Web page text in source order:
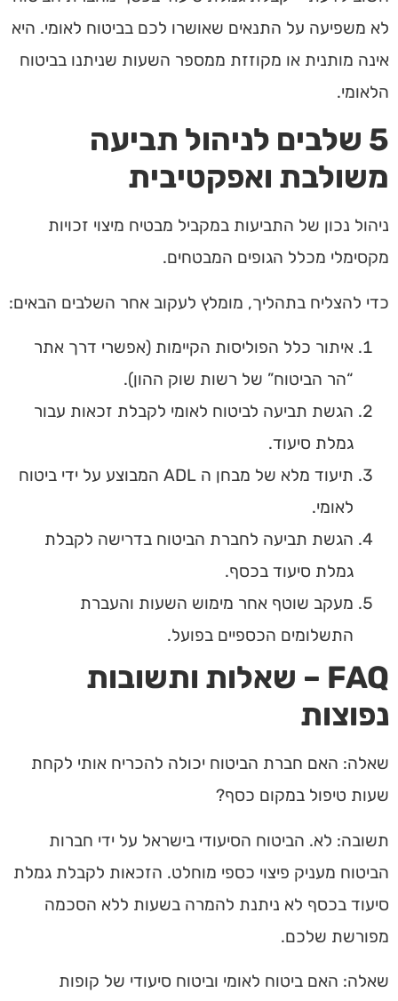
לא משפיעה על התנאים שאושרו לכם בביטוח לאומי. היא
אינה מותנית או מקוזזת ממספר השעות שניתנו בביטוח
הלאומי.
5 שלבים לניהול תביעה
משולבת ואפקטיבית
ניהול נכון של התביעות במקביל מבטיח מיצוי זכויות
מקסימלי מכלל הגופים המבטחים.
כדי להצליח בתהליך, מומלץ לעקוב אחר השלבים הבאים:
איתור כלל הפוליסות הקיימות (אפשרי דרך אתר
“הר הביטוח” של רשות שוק ההון).
הגשת תביעה לביטוח לאומי לקבלת זכאות עבור
גמלת סיעוד.
תיעוד מלא של מבחן ה ADL המבוצע על ידי ביטוח
לאומי.
הגשת תביעה לחברת הביטוח בדרישה לקבלת
גמלת סיעוד בכסף.
מעקב שוטף אחר מימוש השעות והעברת
התשלומים הכספיים בפועל.
FAQ – שאלות ותשובות
נפוצות
שאלה: האם חברת הביטוח יכולה להכריח אותי לקחת
שעות טיפול במקום כסף?
תשובה: לא. הביטוח הסיעודי בישראל על ידי חברות
הביטוח מעניק פיצוי כספי מוחלט. הזכאות לקבלת גמלת
סיעוד בכסף לא ניתנת להמרה בשעות ללא הסכמה
מפורשת שלכם.
שאלה: האם ביטוח לאומי וביטוח סיעודי של קופות